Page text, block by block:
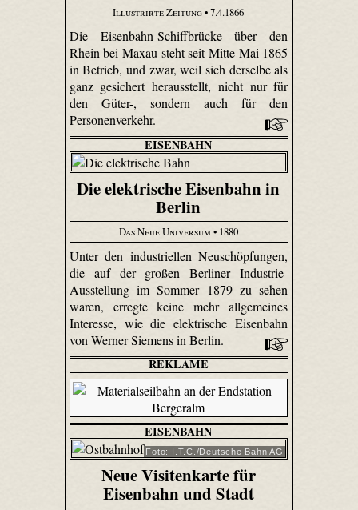
Illustrirte Zeitung• 7.4.1866
Die Eisenbahn-Schiffbrücke über den
Rhein bei Maxau steht seit Mitte Mai 1865
in Betrieb, und zwar, weil sich derselbe als
ganz gesichert herausstellt, nicht nur für
den Güter-, sondern auch für den
Personenverkehr.
EISENBAHN
Die elektrische Eisenbahn in
Berlin
Das Neue Universum• 1880
Unter den industriellen Neuschöpfungen,
die auf der großen Berliner Industrie-
Ausstellung im Sommer 1879 zu sehen
waren, erregte keine mehr allgemeines
Interesse, wie die elektrische Eisenbahn
von Werner Siemens in Berlin.
REKLAME
EISENBAHN
Foto: I.T.C./Deutsche Bahn AG
Neue Visitenkarte für
Eisenbahn und Stadt